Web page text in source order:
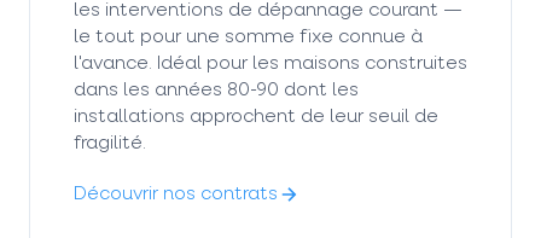
les interventions de dépannage courant —
le tout pour une somme fixe connue à
l'avance. Idéal pour les maisons construites
dans les années 80-90 dont les
installations approchent de leur seuil de
fragilité.
Découvrir nos contrats